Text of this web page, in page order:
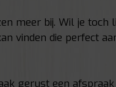
meer bij. Wil je toch
vinden die perfect
gerust een afspraak